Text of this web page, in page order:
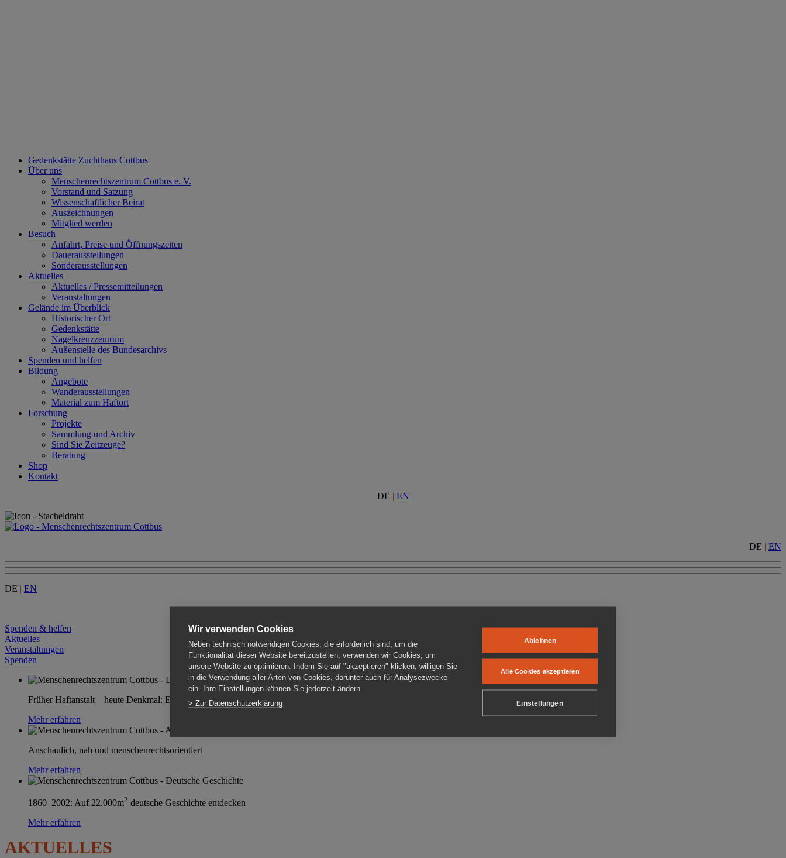
Gedenkstätte Zuchthaus Cottbus
Über uns
Menschenrechtszentrum Cottbus e. V.
Vorstand und Satzung
Wissenschaftlicher Beirat
Auszeichnungen
Mitglied werden
Besuch
Anfahrt, Preise und Öffnungszeiten
Dauerausstellungen
Sonderausstellungen
Aktuelles
Aktuelles / Pressemitteilungen
Veranstaltungen
Gelände im Überblick
Historischer Ort
Gedenkstätte
Nagelkreuzzentrum
Außenstelle des Bundesarchivs
Spenden und helfen
Bildung
Angebote
Wanderausstellungen
Material zum Haftort
Forschung
Projekte
Sammlung und Archiv
Sind Sie Zeitzeuge?
Beratung
Shop
Kontakt
DE | EN
DE | EN
DE | EN
Spenden & helfen
Aktuelles
Veranstaltungen
Spenden
Früher Haftanstalt – heute Denkmal: Einen Ort im Wandel erleben
Mehr erfahren
Anschaulich, nah und menschenrechtsorientiert
Mehr erfahren
1860–2002: Auf 22.000m2 deutsche Geschichte entdecken
Mehr erfahren
AKTUELLES
Wir verwenden Cookies
Neben technisch notwendigen Cookies, die erforderlich sind, um die
Funktionalität dieser Website bereitzustellen, verwenden wir Cookies, um
unsere Website zu optimieren. Indem Sie auf "akzeptieren" klicken, willigen Sie
in die Verwendung aller Arten von Cookies, darunter auch für Analysezwecke
ein. Ihre Einstellungen können Sie jederzeit ändern.
> Zur Datenschutzerklärung
Ablehnen
Alle Cookies akzeptieren
Einstellungen